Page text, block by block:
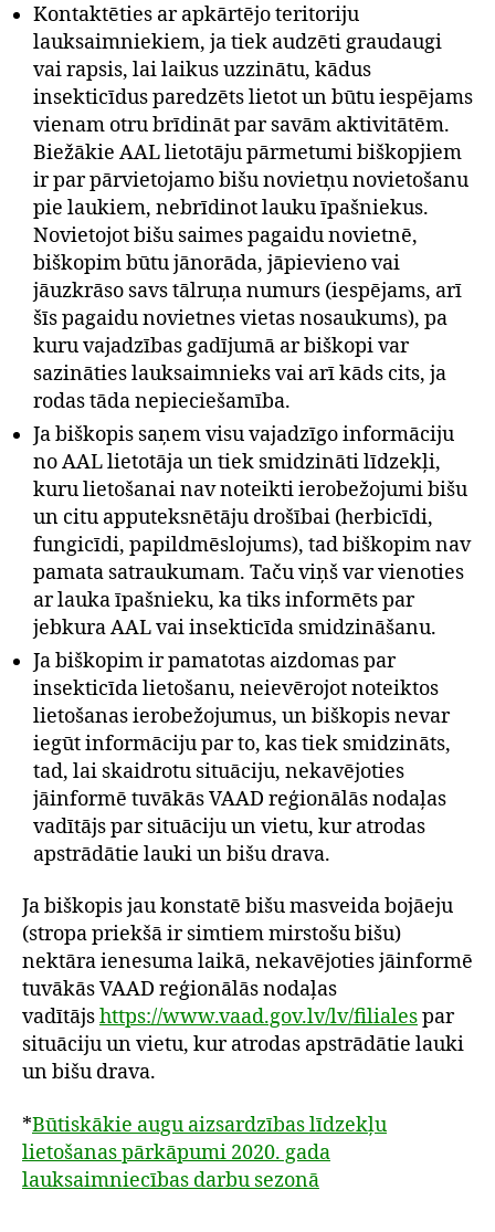
Kontaktēties ar apkārtējo teritoriju
lauksaimniekiem, ja tiek audzēti graudaugi
vai rapsis, lai laikus uzzinātu, kādus
insekticīdus paredzēts lietot un būtu iespējams
vienam otru brīdināt par savām aktivitātēm.
Biežākie AAL lietotāju pārmetumi biškopjiem
ir par pārvietojamo bišu novietņu novietošanu
pie laukiem, nebrīdinot lauku īpašniekus.
Novietojot bišu saimes pagaidu novietnē,
biškopim būtu jānorāda, jāpievieno vai
jāuzkrāso savs tālruņa numurs (iespējams, arī
šīs pagaidu novietnes vietas nosaukums), pa
kuru vajadzības gadījumā ar biškopi var
sazināties lauksaimnieks vai arī kāds cits, ja
rodas tāda nepieciešamība.
Ja biškopis saņem visu vajadzīgo informāciju
no AAL lietotāja un tiek smidzināti līdzekļi,
kuru lietošanai nav noteikti ierobežojumi bišu
un citu apputeksnētāju drošībai (herbicīdi,
fungicīdi, papildmēslojums), tad biškopim nav
pamata satraukumam. Taču viņš var vienoties
ar lauka īpašnieku, ka tiks informēts par
jebkura AAL vai insekticīda smidzināšanu.
Ja biškopim ir pamatotas aizdomas par
insekticīda lietošanu, neievērojot noteiktos
lietošanas ierobežojumus, un biškopis nevar
iegūt informāciju par to, kas tiek smidzināts,
tad, lai skaidrotu situāciju, nekavējoties
jāinformē tuvākās VAAD reģionālās nodaļas
vadītājs par situāciju un vietu, kur atrodas
apstrādātie lauki un bišu drava.
Ja biškopis jau konstatē bišu masveida bojāeju
(stropa priekšā ir simtiem mirstošu bišu)
nektāra ienesuma laikā, nekavējoties jāinformē
tuvākās VAAD reģionālās nodaļas
vadītājshttps://www.vaad.gov.lv/lv/filialespar
situāciju un vietu, kur atrodas apstrādātie lauki
un bišu drava.
*Būtiskākie augu aizsardzības līdzekļu
lietošanas pārkāpumi 2020. gada
lauksaimniecības darbu sezonā